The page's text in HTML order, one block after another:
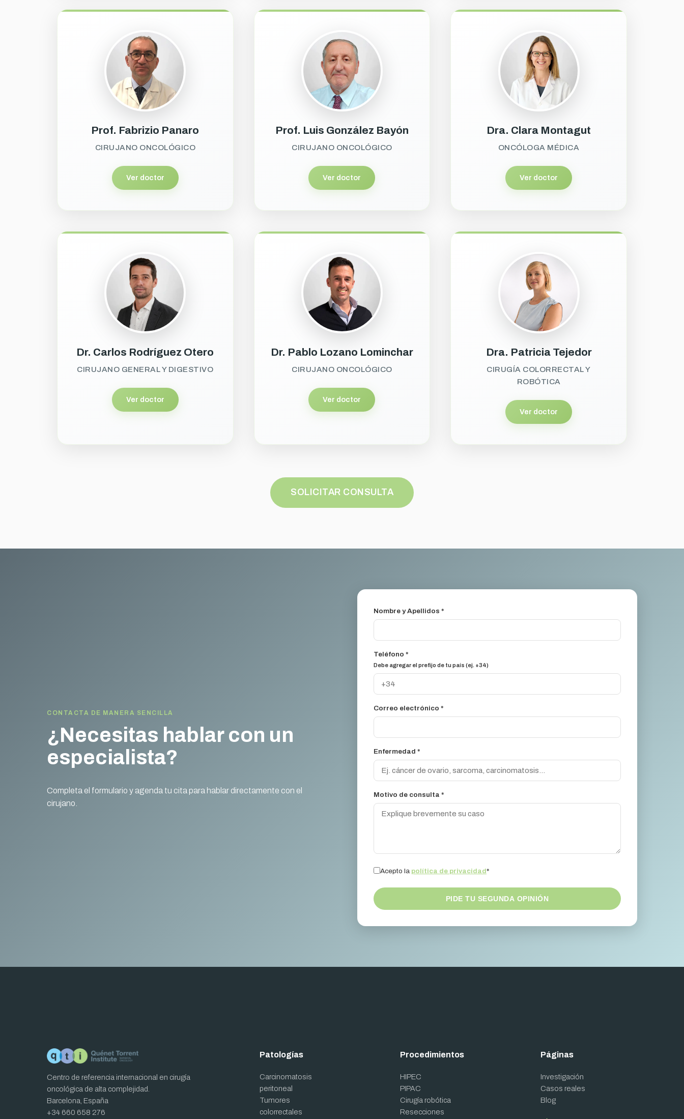
Prof. Fabrizio Panaro
CIRUJANO ONCOLÓGICO
Ver doctor
Prof. Luis González Bayón
CIRUJANO ONCOLÓGICO
Ver doctor
Dra. Clara Montagut
ONCÓLOGA MÉDICA
Ver doctor
Dr. Carlos Rodríguez Otero
CIRUJANO GENERAL Y DIGESTIVO
Ver doctor
Dr. Pablo Lozano Lominchar
CIRUJANO ONCOLÓGICO
Ver doctor
Dra. Patricia Tejedor
CIRUGÍA COLORRECTAL Y
ROBÓTICA
Ver doctor
SOLICITAR CONSULTA
CONTACTA DE MANERA SENCILLA
¿Necesitas hablar con un
especialista?
Completa el formulario y agenda tu cita para hablar directamente con el
cirujano.
Nombre y Apellidos *
Teléfono *
Debe agregar el prefijo de tu país (ej. +34)
Correo electrónico *
Enfermedad *
Motivo de consulta *
Acepto la política de privacidad*
PIDE TU SEGUNDA OPINIÓN
Centro de referencia internacional en cirugía
oncológica de alta complejidad.
Barcelona, España
+34 660 658 276
Patologías
Carcinomatosis
peritoneal
Tumores
colorrectales
Procedimientos
HIPEC
PIPAC
Cirugía robótica
Resecciones
Páginas
Investigación
Casos reales
Blog